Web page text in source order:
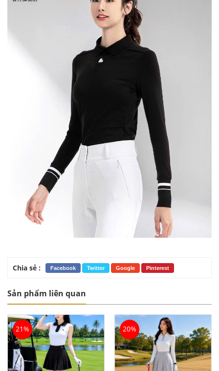
Chia sẻ : Facebook Twitter Google Pinterest
Sản phẩm liên quan
21% 20%